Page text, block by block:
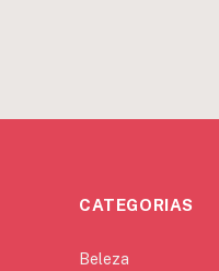
CATEGORIAS
Beleza